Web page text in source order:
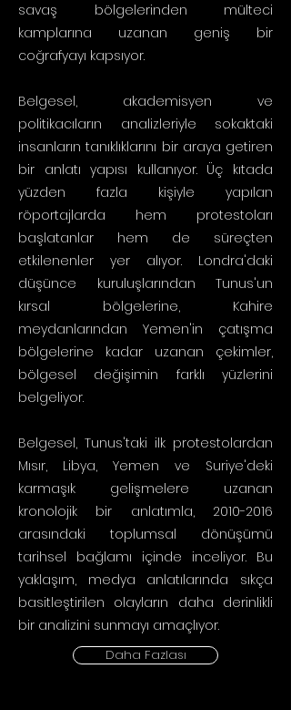
savaş bölgelerinden mülteci
kamplarına uzanan geniş bir
coğrafyayı kapsıyor.
Belgesel, akademisyen ve
politikacıların analizleriyle sokaktaki
insanların tanıklıklarını bir araya getiren
bir anlatı yapısı kullanıyor. Üç kıtada
yüzden fazla kişiyle yapılan
röportajlarda hem protestoları
başlatanlar hem de süreçten
etkilenenler yer alıyor. Londra'daki
düşünce kuruluşlarından Tunus'un
kırsal bölgelerine, Kahire
meydanlarından Yemen'in çatışma
bölgelerine kadar uzanan çekimler,
bölgesel değişimin farklı yüzlerini
belgeliyor.
Belgesel, Tunus'taki ilk protestolardan
Mısır, Libya, Yemen ve Suriye'deki
karmaşık gelişmelere uzanan
kronolojik bir anlatımla, 2010-2016
arasındaki toplumsal dönüşümü
tarihsel bağlamı içinde inceliyor. Bu
yaklaşım, medya anlatılarında sıkça
basitleştirilen olayların daha derinlikli
bir analizini sunmayı amaçlıyor.
Daha Fazlası